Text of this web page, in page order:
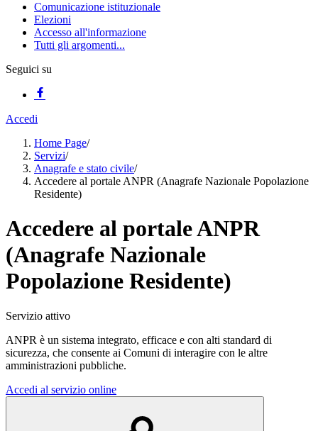
Comunicazione istituzionale
Elezioni
Accesso all'informazione
Tutti gli argomenti...
Seguici su
Accedi
Home Page/
Servizi/
Anagrafe e stato civile/
Accedere al portale ANPR (Anagrafe Nazionale Popolazione
Residente)
Accedere al portale ANPR
(Anagrafe Nazionale
Popolazione Residente)
Servizio attivo
ANPR è un sistema integrato, efficace e con alti standard di
sicurezza, che consente ai Comuni di interagire con le altre
amministrazioni pubbliche.
Accedi al servizio online